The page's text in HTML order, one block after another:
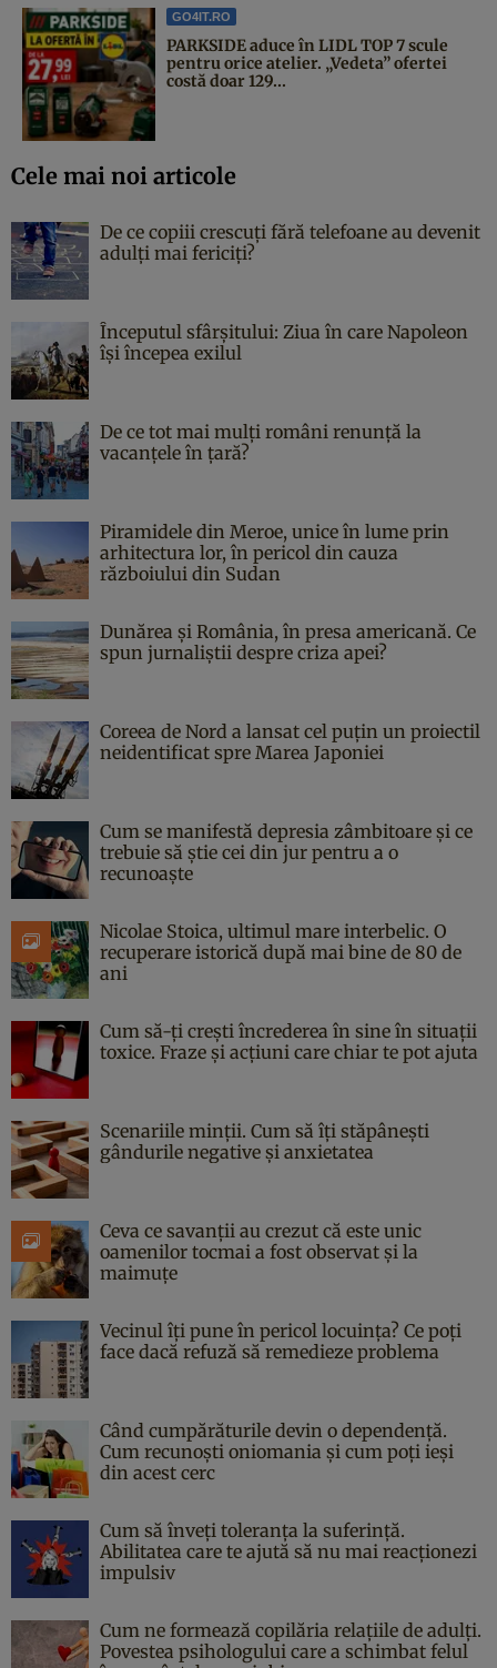
GO4IT.RO
PARKSIDE aduce în LIDL TOP 7 scule
pentru orice atelier. „Vedeta” ofertei
costă doar 129...
Cele mai noi articole
De ce copiii crescuți fără telefoane au devenit
adulți mai fericiți?
Începutul sfârşitului: Ziua în care Napoleon
îşi începea exilul
De ce tot mai mulți români renunță la
vacanțele în țară?
Piramidele din Meroe, unice în lume prin
arhitectura lor, în pericol din cauza
războiului din Sudan
Dunărea și România, în presa americană. Ce
spun jurnaliștii despre criza apei?
Coreea de Nord a lansat cel puțin un proiectil
neidentificat spre Marea Japoniei
Cum se manifestă depresia zâmbitoare și ce
trebuie să știe cei din jur pentru a o
recunoaște
Nicolae Stoica, ultimul mare interbelic. O
recuperare istorică după mai bine de 80 de
ani
Cum să-ți crești încrederea în sine în situații
toxice. Fraze și acțiuni care chiar te pot ajuta
Scenariile minții. Cum să îți stăpânești
gândurile negative și anxietatea
Ceva ce savanții au crezut că este unic
oamenilor tocmai a fost observat și la
maimuțe
Vecinul îți pune în pericol locuința? Ce poți
face dacă refuză să remedieze problema
Când cumpărăturile devin o dependență.
Cum recunoști oniomania și cum poți ieși
din acest cerc
Cum să înveți toleranța la suferință.
Abilitatea care te ajută să nu mai reacționezi
impulsiv
Cum ne formează copilăria relațiile de adulți.
Povestea psihologului care a schimbat felul